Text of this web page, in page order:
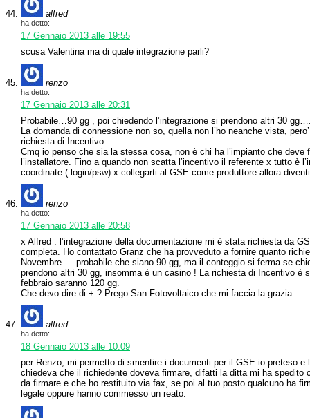
alfred
ha detto:
17 Gennaio 2013 alle 19:55
scusa Valentina ma di quale integrazione parli?
renzo
ha detto:
17 Gennaio 2013 alle 20:31
Probabile…90 gg , poi chiedendo l’integrazione si prendono altri 30
La domanda di connessione non so, quella non l’ho neanche vista,
richiesta di Incentivo.
Cmq io penso che sia la stessa cosa, non è chi ha l’impianto che deve
l’installatore. Fino a quando non scatta l’incentivo il referente x tutto è
coordinate ( login/psw) x collegarti al GSE come produttore allora
renzo
ha detto:
17 Gennaio 2013 alle 20:58
x Alfred : l’integrazione della documentazione mi è stata richiesta da
completa. Ho contattato Granz che ha provveduto a fornire quanto
Novembre…. probabile che siano 90 gg, ma il conteggio si ferma se
prendono altri 30 gg, insomma è un casino ! La richiesta di Incentivo
febbraio saranno 120 gg.
Che devo dire di + ? Prego San Fotovoltaico che mi faccia la grazia….
alfred
ha detto:
18 Gennaio 2013 alle 10:09
per Renzo, mi permetto di smentire i documenti per il GSE io preteso
chiedeva che il richiedente doveva firmare, difatti la ditta mi ha spedito
da firmare e che ho restituito via fax, se poi al tuo posto qualcuno ha
legale oppure hanno commesso un reato.